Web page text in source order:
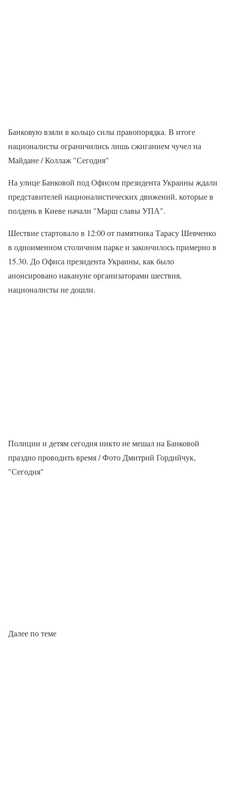
Банковую взяли в кольцо силы правопорядка. В итоге
националисты ограничились лишь сжиганием чучел на
Майдане / Коллаж "Сегодня"
На улице Банковой под Офисом президента Украины ждали
представителей националистических движений, которые в
полдень в Киеве начали "Марш славы УПА".
Шествие стартовало в 12:00 от памятника Тарасу Шевченко
в одноименном столичном парке и закончилось примерно в
15.30. До Офиса президента Украины, как было
анонсировано накануне организаторами шествия,
националисты не дошли.
Полиции и детям сегодня никто не мешал на Банковой
праздно проводить время / Фото Дмитрий Гордийчук,
"Сегодня"
Далее по теме